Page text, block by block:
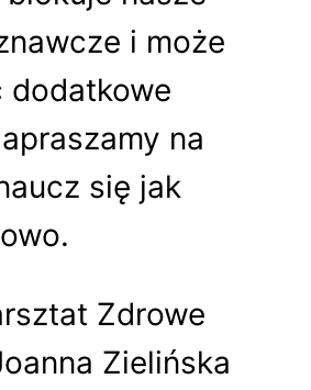
i może
dodatkowe
na
się jak
Zdrowe
Zielińska